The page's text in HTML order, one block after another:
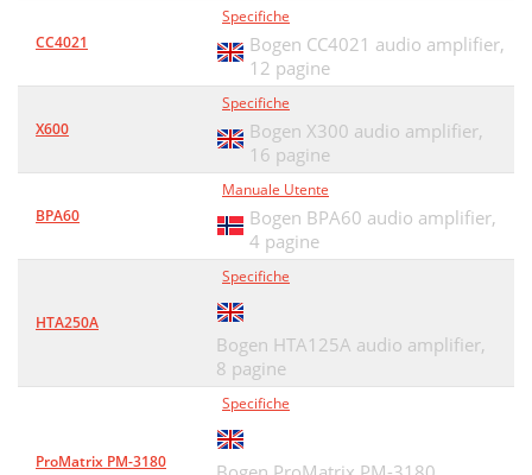
CC4021
Specifiche
Bogen CC4021 audio amplifier,
12 pagine
X600
Specifiche
Bogen X300 audio amplifier,
16 pagine
BPA60
Manuale Utente
Bogen BPA60 audio amplifier,
4 pagine
HTA250A
Specifiche
Bogen HTA125A audio amplifier,
8 pagine
ProMatrix PM-3180
Specifiche